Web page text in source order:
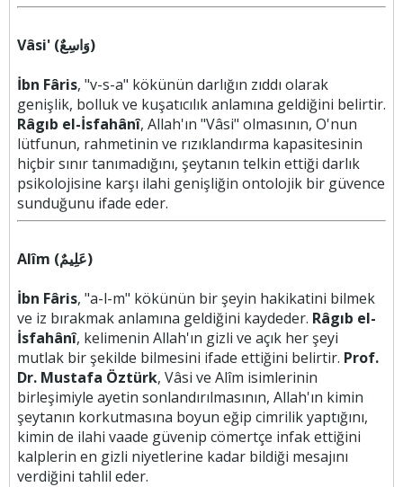
Vâsi' (وَاسِعٌ)
İbn Fâris, "v-s-a" kökünün darlığın zıddı olarak
genişlik, bolluk ve kuşatıcılık anlamına geldiğini belirtir.
Râgıb el-İsfahânî, Allah'ın "Vâsi" olmasının, O'nun
lütfunun, rahmetinin ve rızıklandırma kapasitesinin
hiçbir sınır tanımadığını, şeytanın telkin ettiği darlık
psikolojisine karşı ilahi genişliğin ontolojik bir güvence
sunduğunu ifade eder.
Alîm (عَلِيمٌ)
İbn Fâris, "a-l-m" kökünün bir şeyin hakikatini bilmek
ve iz bırakmak anlamına geldiğini kaydeder. Râgıb el-
İsfahânî, kelimenin Allah'ın gizli ve açık her şeyi
mutlak bir şekilde bilmesini ifade ettiğini belirtir. Prof.
Dr. Mustafa Öztürk, Vâsi ve Alîm isimlerinin
birleşimiyle ayetin sonlandırılmasının, Allah'ın kimin
şeytanın korkutmasına boyun eğip cimrilik yaptığını,
kimin de ilahi vaade güvenip cömertçe infak ettiğini
kalplerin en gizli niyetlerine kadar bildiği mesajını
verdiğini tahlil eder.